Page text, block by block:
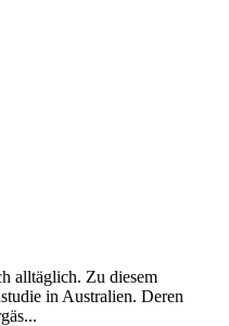
alltäglich. Zu diesem
in Australien. Deren